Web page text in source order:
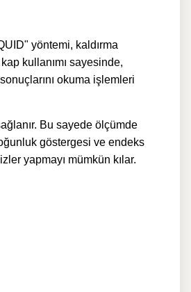
yöntemi, kaldırma
kullanımı sayesinde,
okuma işlemleri
Bu sayede ölçümde
göstergesi ve endeks
yapmayı mümkün kılar.